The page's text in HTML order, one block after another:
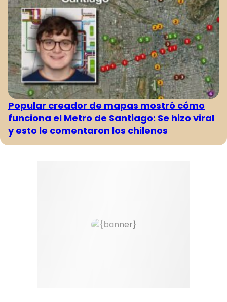
Popular creador de mapas mostró cómo
funciona el Metro de Santiago: Se hizo viral
y esto le comentaron los chilenos